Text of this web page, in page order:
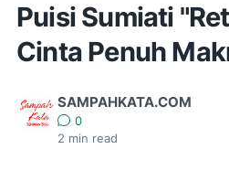
Puisi Sumiati
Cinta Penuh
SAMPAHKATA.COM
0
2 min read